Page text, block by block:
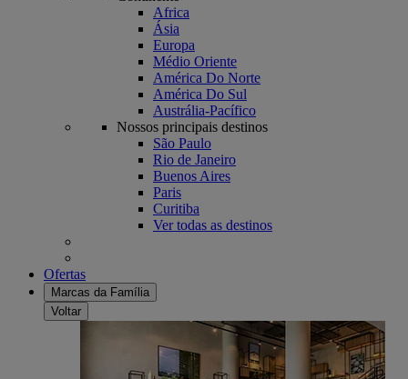
Africa
Ásia
Europa
Médio Oriente
América Do Norte
América Do Sul
Austrália-Pacífico
Nossos principais destinos
São Paulo
Rio de Janeiro
Buenos Aires
Paris
Curitiba
Ver todas as destinos
Ofertas
Marcas da Família
Voltar